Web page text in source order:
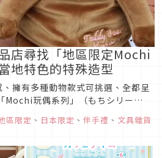
店尋找「地區限定Mochi
地特色的特殊造型
擁有多種動物款式可挑選、全都呈
Mochi玩偶系列」（もちシリー
這系列玩偶，不過你知道嗎？Mochi
販售款式之外，竟也有推出只有在日
區限定 、 日本限定 、 伴手禮 、 文具雜貨